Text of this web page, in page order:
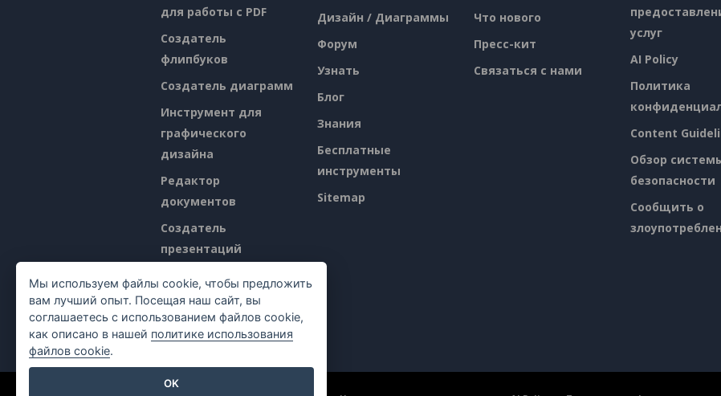
для работы с PDF
Создатель
флипбуков
Создатель диаграмм
Инструмент для
графического
дизайна
Редактор
документов
Создатель
презентаций
Редактор
электронных таблиц
Ценообразование
Дизайн / Диаграммы
Форум
Узнать
Блог
Знания
Бесплатные
инструменты
Sitemap
Что нового
Пресс-кит
Связаться с нами
услуг
AI Policy
Политика
Content
Обзор
безопасности
Сообщить о
Мы используем файлы cookie, чтобы предложить
вам лучший опыт. Посещая наш сайт, вы
соглашаетесь с использованием файлов cookie,
как описано в нашей политике использования
файлов cookie.
OK